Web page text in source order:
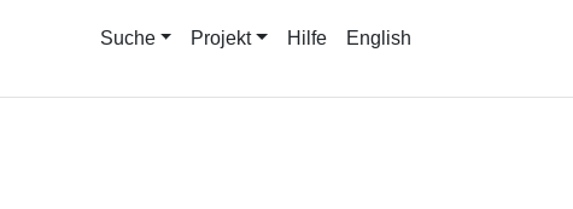
Suche Projekt Hilfe English